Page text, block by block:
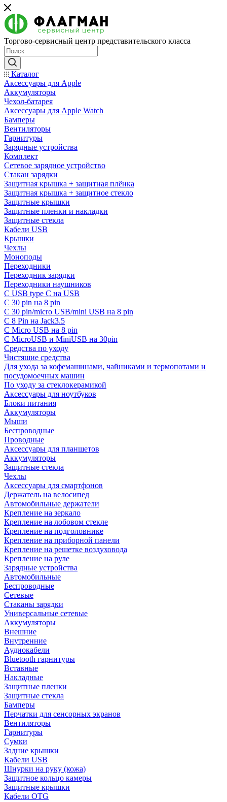
Торгово-сервисный центр представительского класса
Каталог
Аксессуары для Apple
Аккумуляторы
Чехол-батарея
Аксессуары для Apple Watch
Бамперы
Вентиляторы
Гарнитуры
Зарядные устройства
Комплект
Сетевое зарядное устройство
Стакан зарядки
Защитная крышка + защитная плёнка
Защитная крышка + защитное стекло
Защитные крышки
Защитные пленки и накладки
Защитные стекла
Кабели USB
Крышки
Чехлы
Моноподы
Переходники
Переходник зарядки
Переходники наушников
С USB type C на USB
С 30 pin на 8 pin
С 30 pin/micro USB/mini USB на 8 pin
С 8 Pin на Jack3.5
С Micro USB на 8 pin
С MicroUSB и MiniUSB на 30pin
Средства по уходу
Чистящие средства
Для ухода за кофемашинами, чайниками и термопотами и
посудомоечных машин
По уходу за стеклокерамикой
Аксессуары для ноутбуков
Блоки питания
Аккумуляторы
Мыши
Беспроводные
Проводные
Аксессуары для планшетов
Аккумуляторы
Защитные стекла
Чехлы
Аксессуары для смартфонов
Держатель на велосипед
Автомобильные держатели
Крепление на зеркало
Крепление на лобовом стекле
Крепление на подголовнике
Крепление на приборной панели
Крепление на решетке воздуховода
Крепление на руле
Зарядные устройства
Автомобильные
Беспроводные
Сетевые
Стаканы зарядки
Универсальные сетевые
Аккумуляторы
Внешние
Внутренние
Аудиокабели
Bluetooth гарнитуры
Вставные
Накладные
Защитные пленки
Защитные стекла
Бамперы
Перчатки для сенсорных экранов
Вентиляторы
Гарнитуры
Сумки
Задние крышки
Кабели USB
Шнурки на руку (кожа)
Защитное кольцо камеры
Защитные крышки
Кабели OTG